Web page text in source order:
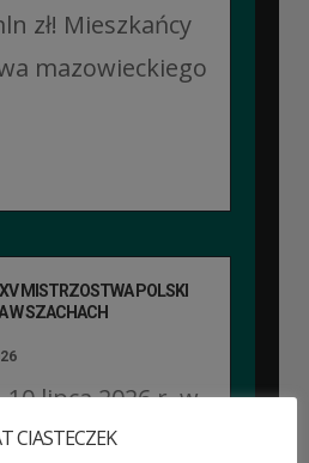
zł! Mieszkańcy
mazowieckiego
MISTRZOSTWA POLSKI
W SZACHACH
lipca 2026 r. w
w
CIASTECZEK